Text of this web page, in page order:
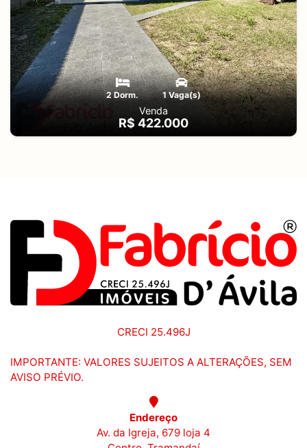
2 Dorm. 1 Vaga(s)
Venda
R$ 422.000
CRECI 25.496J
IMPORTANTE: VALORES SUJEITOS A ALTERAÇÕES, SEM
AVISO PRÉVIO.
Endereço
Av. da Igreja, 679 loja 4